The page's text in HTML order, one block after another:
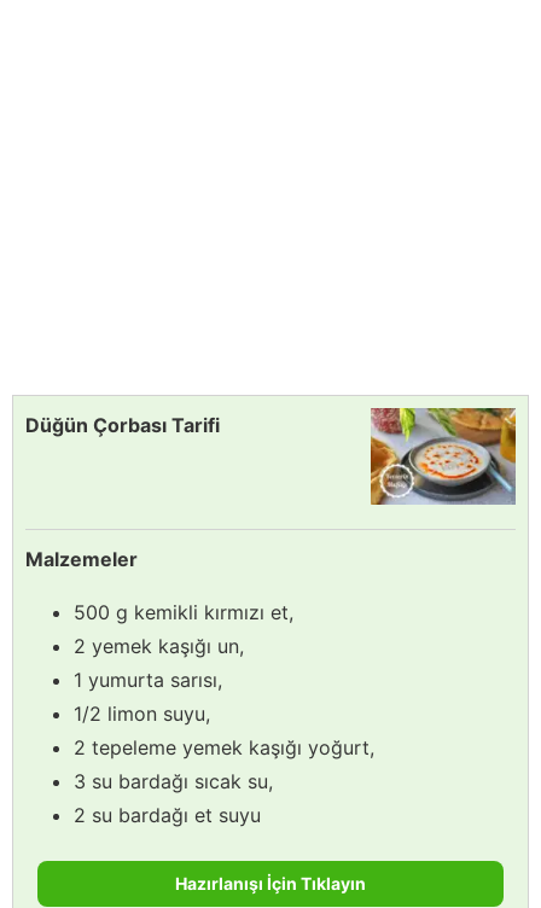
Düğün Çorbası Tarifi
Malzemeler
500 g kemikli kırmızı et,
2 yemek kaşığı un,
1 yumurta sarısı,
1/2 limon suyu,
2 tepeleme yemek kaşığı yoğurt,
3 su bardağı sıcak su,
2 su bardağı et suyu
Hazırlanışı İçin Tıklayın